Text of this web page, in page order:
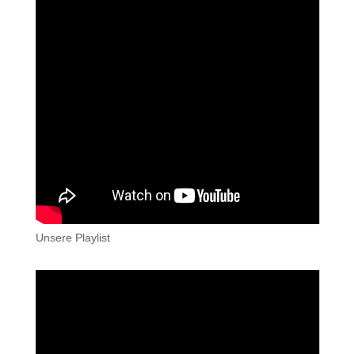
Unsere Playlist